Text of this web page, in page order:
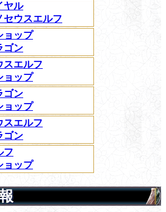
ヤル
セウスエルフ
ョップ
ゴン
スエルフ
ョップ
ゴン
ョップ
スエルフ
ゴン
フ
ョップ